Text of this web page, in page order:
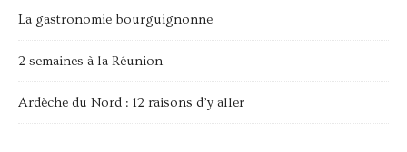
La gastronomie bourguignonne
2 semaines à la Réunion
Ardèche du Nord : 12 raisons d’y aller